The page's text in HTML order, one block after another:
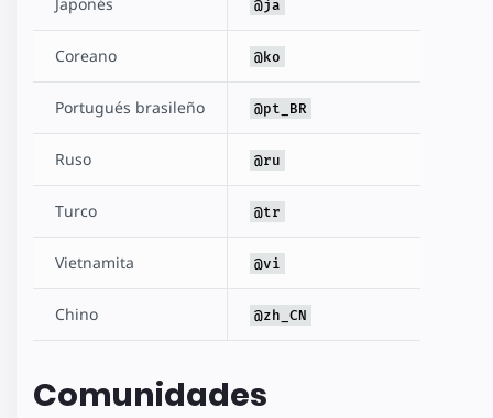
@ja
Coreano @ko
Portugués brasileño @pt_BR
Ruso @ru
Turco @tr
Vietnamita @vi
Chino @zh_CN
Comunidades